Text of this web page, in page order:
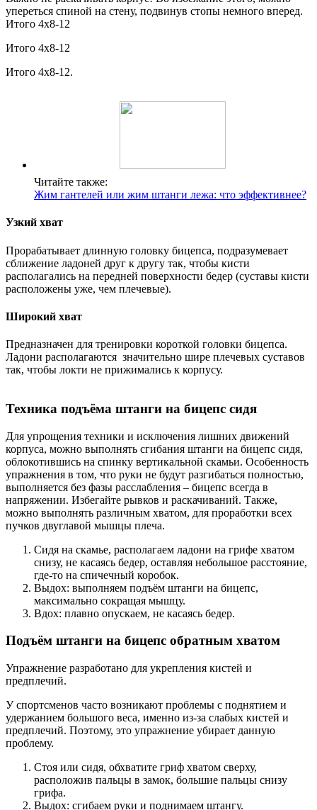
упереться спиной на стену, подвинув стопы немного вперед.
Итого 4х8-12
Итого 4х8-12
Итого 4х8-12.
Читайте также:
Жим гантелей или жим штанги лежа: что эффективнее?
Узкий хват
Прорабатывает длинную головку бицепса, подразумевает
сближение ладоней друг к другу так, чтобы кисти
располагались на передней поверхности бедер (суставы кисти
расположены уже, чем плечевые).
Широкий хват
Предназначен для тренировки короткой головки бицепса.
Ладони располагаются значительно шире плечевых суставов
так, чтобы локти не прижимались к корпусу.
Техника подъёма штанги на бицепс сидя
Для упрощения техники и исключения лишних движений
корпуса, можно выполнять сгибания штанги на бицепс сидя,
облокотившись на спинку вертикальной скамьи. Особенность
упражнения в том, что руки не будут разгибаться полностью,
выполняется без фазы расслабления – бицепс всегда в
напряжении. Избегайте рывков и раскачиваний. Также,
можно выполнять различным хватом, для проработки всех
пучков двуглавой мышцы плеча.
Сидя на скамье, располагаем ладони на грифе хватом
снизу, не касаясь бедер, оставляя небольшое расстояние,
где-то на спичечный коробок.
Выдох: выполняем подъём штанги на бицепс,
максимально сокращая мышцу.
Вдох: плавно опускаем, не касаясь бедер.
Подъём штанги на бицепс обратным хватом
Упражнение разработано для укрепления кистей и
предплечий.
У спортсменов часто возникают проблемы с поднятием и
удержанием большого веса, именно из-за слабых кистей и
предплечий. Поэтому, это упражнение убирает данную
проблему.
Стоя или сидя, обхватите гриф хватом сверху,
расположив пальцы в замок, большие пальцы снизу
грифа.
Выдох: сгибаем руки и поднимаем штангу.